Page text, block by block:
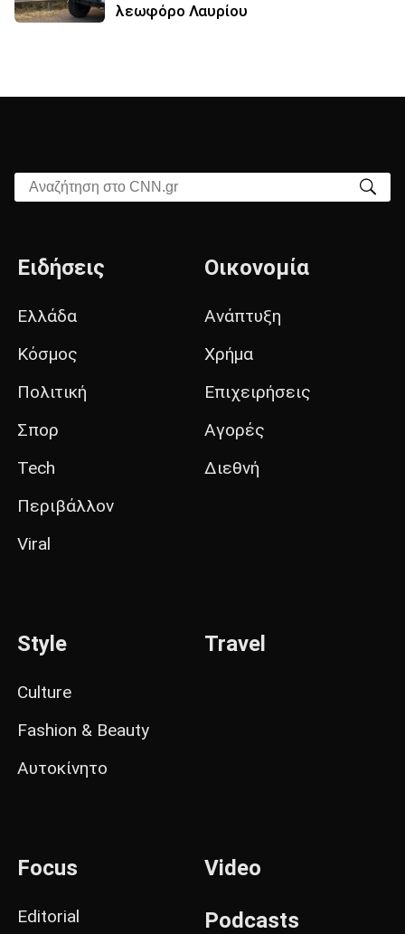
λεωφόρο Λαυρίου
Αναζήτηση στο CNN.gr
Ειδήσεις
Ελλάδα
Κόσμος
Πολιτική
Σπορ
Tech
Περιβάλλον
Viral
Οικονομία
Ανάπτυξη
Χρήμα
Επιχειρήσεις
Αγορές
Διεθνή
Style
Culture
Fashion & Beauty
Αυτοκίνητο
Travel
Focus
Editorial
Video
Podcasts